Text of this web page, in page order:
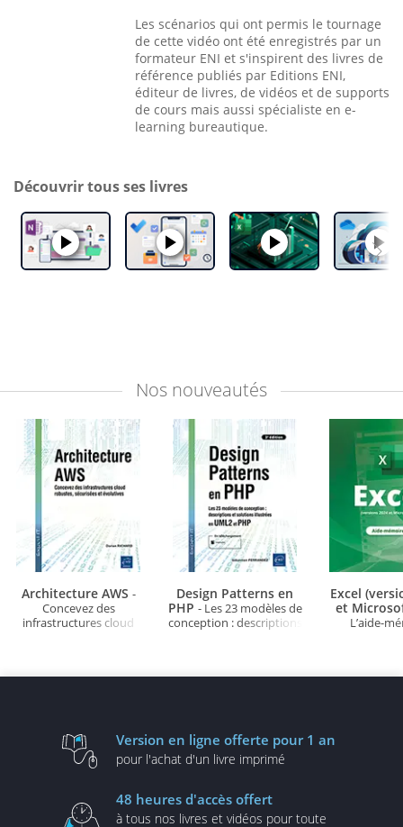
Les scénarios qui ont permis le tournage
de cette vidéo ont été enregistrés par un
formateur ENI et s'inspirent des livres de
référence publiés par Editions ENI,
éditeur de livres, de vidéos et de supports
de cours mais aussi spécialiste en e-
learning bureautique.
Découvrir tous ses livres
Nos nouveautés
Architecture AWS -
Concevez des
infrastructures cloud
Design Patterns en
PHP - Les 23 modèles de
conception : descriptions
Excel
et
L’aide-
Version en ligne offerte pour 1 an
pour l'achat d'un livre imprimé
48 heures d'accès offert
à tous nos livres et vidéos pour toute